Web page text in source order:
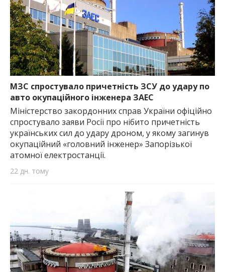
МЗС спростувало причетність ЗСУ до удару по
авто окупаційного інженера ЗАЕС
Міністерство закордонних справ України офіційно
спростувало заяви Росії про нібито причетність
українських сил до удару дроном, у якому загинув
окупаційний «головний інженер» Запорізької
атомної електростанції.
22 дн. тому